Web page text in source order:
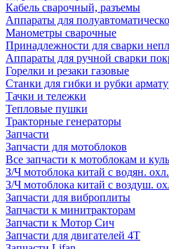
Кабель сварочный, разъемы
Аппараты для
Манометры сварочные
Принадлежности для сварки
Аппараты для ручной сварки
Горелки и резаки газовые
Станки для гибки и рубки
Тачки и тележки
Тепловые пушки
Тракторные генераторы
Запчасти
Запчасти для мотоблоков
Все запчасти к мотоблокам и
З/Ч мотоблока китай с водян. охл.
З/Ч мотоблока китай с воздуш.
Запчасти для виброплиты
Запчасти к минитракторам
Запчасти к Мотор Сич
Запчасти для двигателей 4Т